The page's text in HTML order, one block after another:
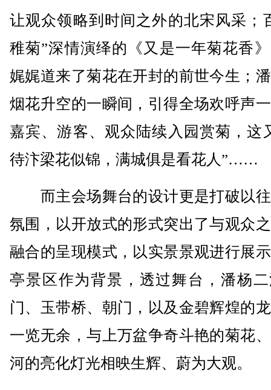
让观众领略到时间之外的北宋风采；
稚菊”深情演绎的《又是一年菊花香
娓娓道来了菊花在开封的前世今生；
烟花升空的一瞬间，引得全场欢呼声
嘉宾、游客、观众陆续入园赏菊，这
待汴梁花似锦，满城俱是看花人”……
而主会场舞台的设计更是打破以
氛围，以开放式的形式突出了与观众
融合的呈现模式，以实景景观进行展
亭景区作为背景，透过舞台，潘杨
门、玉带桥、朝门，以及金碧辉煌的
一览无余，与上万盆争奇斗艳的菊花
河的亮化灯光相映生辉、蔚为大观。